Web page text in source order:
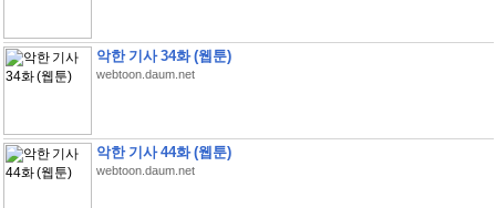
악한 기사 34화 (웹툰)
webtoon.daum.net
악한 기사 44화 (웹툰)
webtoon.daum.net